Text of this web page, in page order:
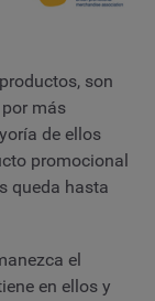
son
más
de ellos
promocional
queda hasta
el
en ellos y